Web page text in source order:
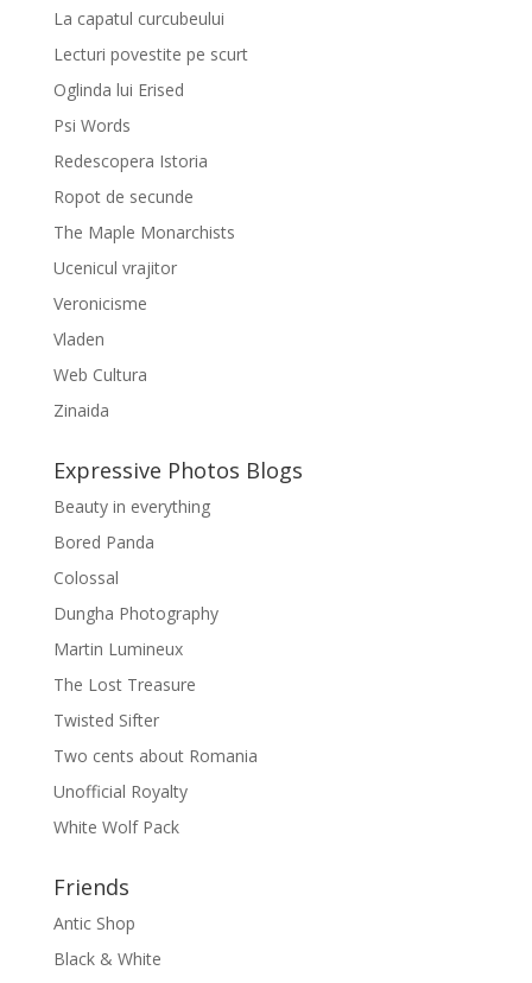
La capatul curcubeului
Lecturi povestite pe scurt
Oglinda lui Erised
Psi Words
Redescopera Istoria
Ropot de secunde
The Maple Monarchists
Ucenicul vrajitor
Veronicisme
Vladen
Web Cultura
Zinaida
Expressive Photos Blogs
Beauty in everything
Bored Panda
Colossal
Dungha Photography
Martin Lumineux
The Lost Treasure
Twisted Sifter
Two cents about Romania
Unofficial Royalty
White Wolf Pack
Friends
Antic Shop
Black & White